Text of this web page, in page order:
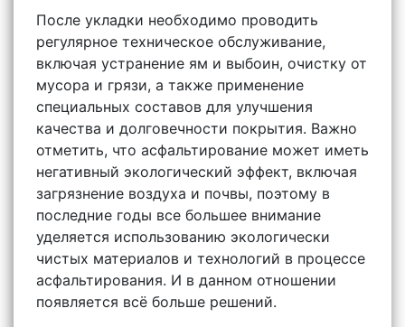
После укладки необходимо проводить
регулярное техническое обслуживание,
включая устранение ям и выбоин, очистку от
мусора и грязи, а также применение
специальных составов для улучшения
качества и долговечности покрытия. Важно
отметить, что асфальтирование может иметь
негативный экологический эффект, включая
загрязнение воздуха и почвы, поэтому в
последние годы все большее внимание
уделяется использованию экологически
чистых материалов и технологий в процессе
асфальтирования. И в данном отношении
появляется всё больше решений.